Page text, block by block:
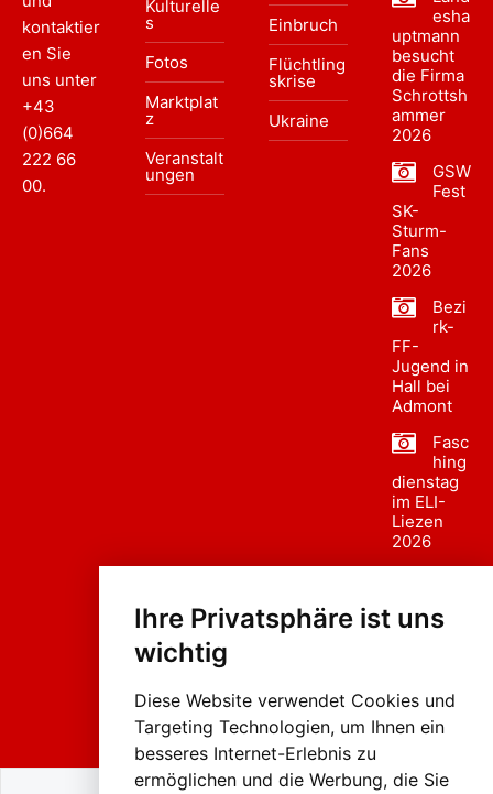
Ihre Privatsphäre ist uns
wichtig
Diese Website verwendet Cookies und
Targeting Technologien, um Ihnen ein
besseres Internet-Erlebnis zu
ermöglichen und die Werbung, die Sie
kontaktier
en Sie
uns unter
+43
(0)664
222 66
00.
Kulturelle
s
Fotos
Marktplat
z
Veranstalt
ungen
Einbruch
Flüchtling
skrise
Ukraine
esha
uptmann
besucht
die Firma
Schrottsh
ammer
2026
GSW
Fest
SK-
Sturm-
Fans
2026
Bezi
rk-
FF-
Jugend in
Hall bei
Admont
Fasc
hing
dienstag
im ELI-
Liezen
2026
sumzug
Liezen